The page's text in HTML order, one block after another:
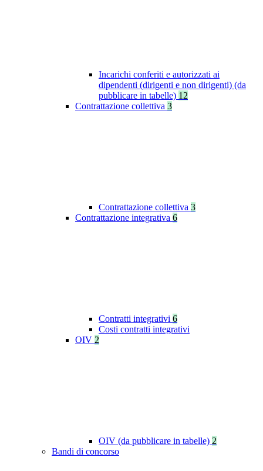
Incarichi conferiti e autorizzati ai
dipendenti (dirigenti e non dirigenti) (da
pubblicare in tabelle) 12
Contrattazione collettiva 3
Contrattazione collettiva 3
Contrattazione integrativa 6
Contratti integrativi 6
Costi contratti integrativi
OIV 2
OIV (da pubblicare in tabelle) 2
Bandi di concorso